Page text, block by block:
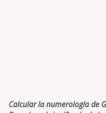
Calcular la numerología de